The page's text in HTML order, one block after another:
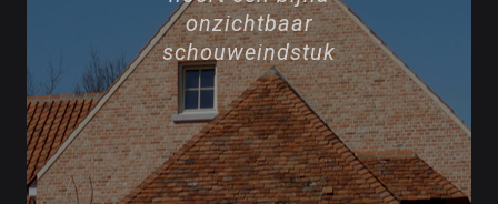
onzichtbaar
schouweindstuk